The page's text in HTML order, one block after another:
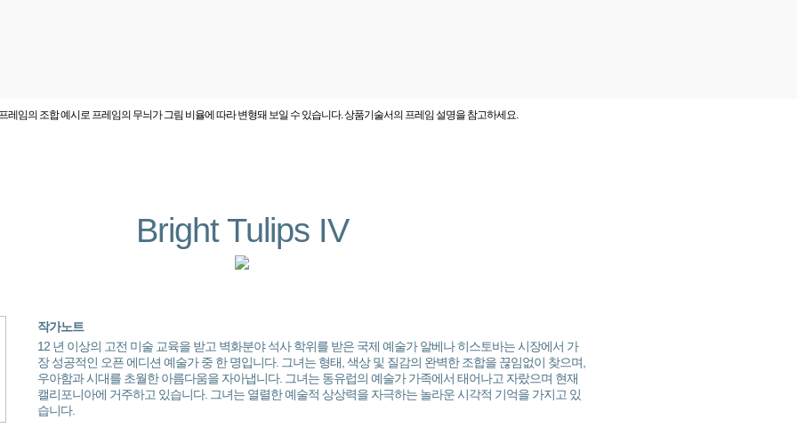
레임의 조합 예시로 프레임의 무늬가 그림 비율에 따라 변형돼 보일 수 있습니다. 상품기술서의 프레임 설명을 참고하세요.
Bright Tulips IV
작가노트
12 년 이상의 고전 미술 교육을 받고 벽화분야 석사 학위를 받은 국제 예술가 알베나 히스토바는 시장에서 가
장 성공적인 오픈 에디션 예술가 중 한 명입니다. 그녀는 형태, 색상 및 질감의 완벽한 조합을 끊임없이 찾으며,
우아함과 시대를 초월한 아름다움을 자아냅니다. 그녀는 동유럽의 예술가 가족에서 태어나고 자랐으며 현재
캘리포니아에 거주하고 있습니다. 그녀는 열렬한 예술적 상상력을 자극하는 놀라운 시각적 기억을 가지고 있
습니다.